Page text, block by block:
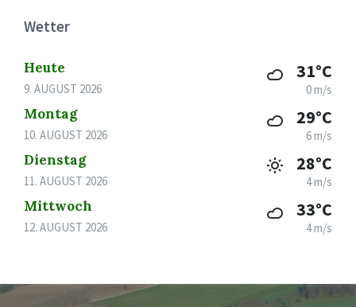
Wetter
Heute
9. AUGUST 2026
31°C
0 m/s
Montag
10. AUGUST 2026
29°C
6 m/s
Dienstag
11. AUGUST 2026
28°C
4 m/s
Mittwoch
12. AUGUST 2026
33°C
4 m/s